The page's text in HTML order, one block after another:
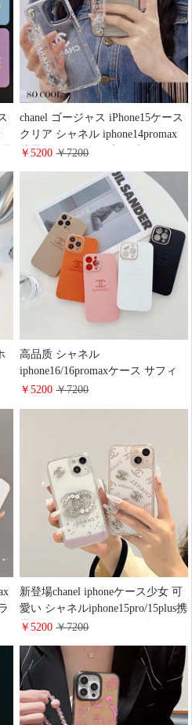
chanel ゴージャス iPhone15ケース
クリア シャネル iphone14promax
携帯ケース chanel 高級感 アイホ
iphone13/12/12 pro max 保護ケース
￥5200￥7200
高品质 シャネル
iphone16/16promaxケース サフィ
アーノレザーiphone15pro/15 スマ
￥5200￥7200
新登場chanel iphoneケース少女 可
愛い シャネルiphone15pro/15plus携
帯ケースラインストーン付きココ
iphone14pro/13promaxケースレデ
イース 韓国
￥5200￥7200